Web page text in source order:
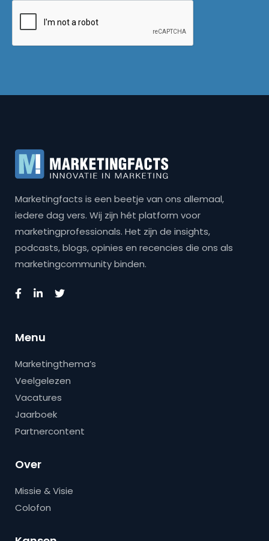
Marketingfacts is een beetje van ons allemaal,
iedere dag vers. Wij zijn hét platform voor
marketingprofessionals. Het zijn de insights,
podcasts, blogs, opinies en recencies die ons als
marketingcommunity binden.
Menu
Marketingthema’s
Veelgelezen
Vacatures
Jaarboek
Partnercontent
Over
Missie & Visie
Colofon